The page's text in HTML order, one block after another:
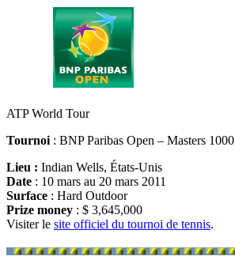
ATP World Tour
Tournoi : BNP Paribas Open – Masters 1000
Lieu : Indian Wells, États-Unis
Date : 10 mars au 20 mars 2011
Surface : Hard Outdoor
Prize money : $ 3,645,000
Visiter le site officiel du tournoi de tennis.